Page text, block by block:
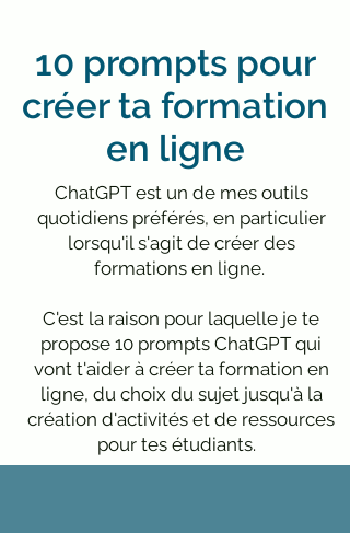
10 prompts pour
créer ta formation
en ligne
ChatGPT est un de mes outils
quotidiens préférés, en particulier
lorsqu'il s'agit de créer des
formations en ligne.
C'est la raison pour laquelle je te
propose 10 prompts ChatGPT qui
vont t'aider à créer ta formation en
ligne, du choix du sujet jusqu'à la
création d'activités et de ressources
pour tes étudiants.